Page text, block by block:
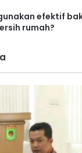
efektif
rumah?